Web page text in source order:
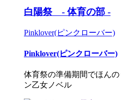
白陽祭 - 体育の部 -
Pinklover(ピンクローバー)
Pinklover(ピンクローバー)
体育祭の準備期間でほん
ン乙女ノベル